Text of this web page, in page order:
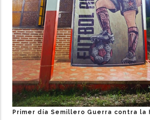
Primer día Semillero Guerra contra la